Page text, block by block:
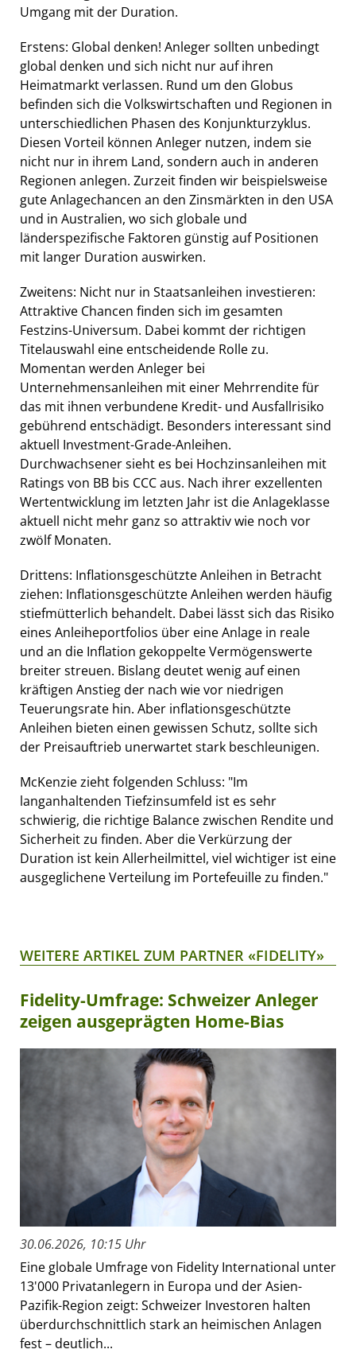
Umgang mit der Duration.
Erstens: Global denken! Anleger sollten unbedingt
global denken und sich nicht nur auf ihren
Heimatmarkt verlassen. Rund um den Globus
befinden sich die Volkswirtschaften und Regionen in
unterschiedlichen Phasen des Konjunkturzyklus.
Diesen Vorteil können Anleger nutzen, indem sie
nicht nur in ihrem Land, sondern auch in anderen
Regionen anlegen. Zurzeit finden wir beispielsweise
gute Anlagechancen an den Zinsmärkten in den USA
und in Australien, wo sich globale und
länderspezifische Faktoren günstig auf Positionen
mit langer Duration auswirken.
Zweitens: Nicht nur in Staatsanleihen investieren:
Attraktive Chancen finden sich im gesamten
Festzins-Universum. Dabei kommt der richtigen
Titelauswahl eine entscheidende Rolle zu.
Momentan werden Anleger bei
Unternehmensanleihen mit einer Mehrrendite für
das mit ihnen verbundene Kredit- und Ausfallrisiko
gebührend entschädigt. Besonders interessant sind
aktuell Investment-Grade-Anleihen.
Durchwachsener sieht es bei Hochzinsanleihen mit
Ratings von BB bis CCC aus. Nach ihrer exzellenten
Wertentwicklung im letzten Jahr ist die Anlageklasse
aktuell nicht mehr ganz so attraktiv wie noch vor
zwölf Monaten.
Drittens: Inflationsgeschützte Anleihen in Betracht
ziehen: Inflationsgeschützte Anleihen werden häufig
stiefmütterlich behandelt. Dabei lässt sich das Risiko
eines Anleiheportfolios über eine Anlage in reale
und an die Inflation gekoppelte Vermögenswerte
breiter streuen. Bislang deutet wenig auf einen
kräftigen Anstieg der nach wie vor niedrigen
Teuerungsrate hin. Aber inflationsgeschützte
Anleihen bieten einen gewissen Schutz, sollte sich
der Preisauftrieb unerwartet stark beschleunigen.
McKenzie zieht folgenden Schluss: "Im
langanhaltenden Tiefzinsumfeld ist es sehr
schwierig, die richtige Balance zwischen Rendite und
Sicherheit zu finden. Aber die Verkürzung der
Duration ist kein Allerheilmittel, viel wichtiger ist eine
ausgeglichene Verteilung im Portefeuille zu finden."
WEITERE ARTIKEL ZUM PARTNER «FIDELITY»
Fidelity-Umfrage: Schweizer Anleger
zeigen ausgeprägten Home-Bias
30.06.2026, 10:15 Uhr
Eine globale Umfrage von Fidelity International unter
13'000 Privatanlegern in Europa und der Asien-
Pazifik-Region zeigt: Schweizer Investoren halten
überdurchschnittlich stark an heimischen Anlagen
fest – deutlich...